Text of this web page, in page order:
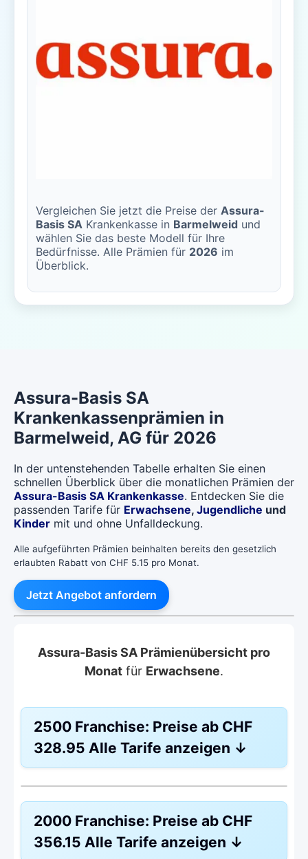
Vergleichen Sie jetzt die Preise der Assura-
Basis SA Krankenkasse in Barmelweid und
wählen Sie das beste Modell für Ihre
Bedürfnisse. Alle Prämien für 2026 im
Überblick.
Assura-Basis SA
Krankenkassenprämien in
Barmelweid, AG für 2026
In der untenstehenden Tabelle erhalten Sie einen
schnellen Überblick über die monatlichen Prämien der
Assura-Basis SA Krankenkasse. Entdecken Sie die
passenden Tarife für Erwachsene, Jugendliche und
Kinder mit und ohne Unfalldeckung.
Alle aufgeführten Prämien beinhalten bereits den gesetzlich
erlaubten Rabatt von CHF 5.15 pro Monat.
Jetzt Angebot anfordern
Assura-Basis SA Prämienübersicht pro
Monat für Erwachsene.
2500 Franchise: Preise ab CHF
328.95 Alle Tarife anzeigen ↓
Ohne Unfalldeckung:
CHF 328.95
2000 Franchise: Preise ab CHF
356.15 Alle Tarife anzeigen ↓